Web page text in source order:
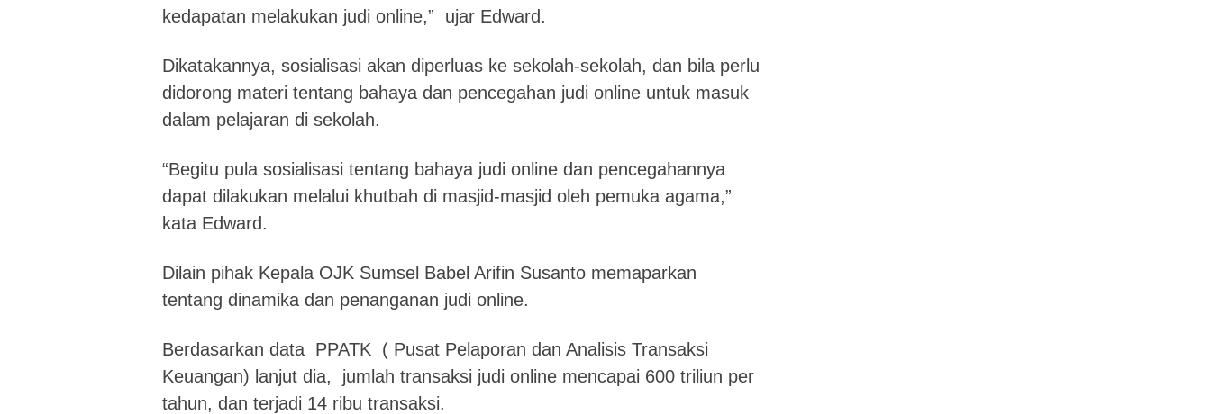
kedapatan melakukan judi online,” ujar Edward.
Dikatakannya, sosialisasi akan diperluas ke sekolah-sekolah, dan bila perlu
didorong materi tentang bahaya dan pencegahan judi online untuk masuk
dalam pelajaran di sekolah.
“Begitu pula sosialisasi tentang bahaya judi online dan pencegahannya
dapat dilakukan melalui khutbah di masjid-masjid oleh pemuka agama,”
kata Edward.
Dilain pihak Kepala OJK Sumsel Babel Arifin Susanto memaparkan
tentang dinamika dan penanganan judi online.
Berdasarkan data PPATK ( Pusat Pelaporan dan Analisis Transaksi
Keuangan) lanjut dia, jumlah transaksi judi online mencapai 600 triliun per
tahun, dan terjadi 14 ribu transaksi.